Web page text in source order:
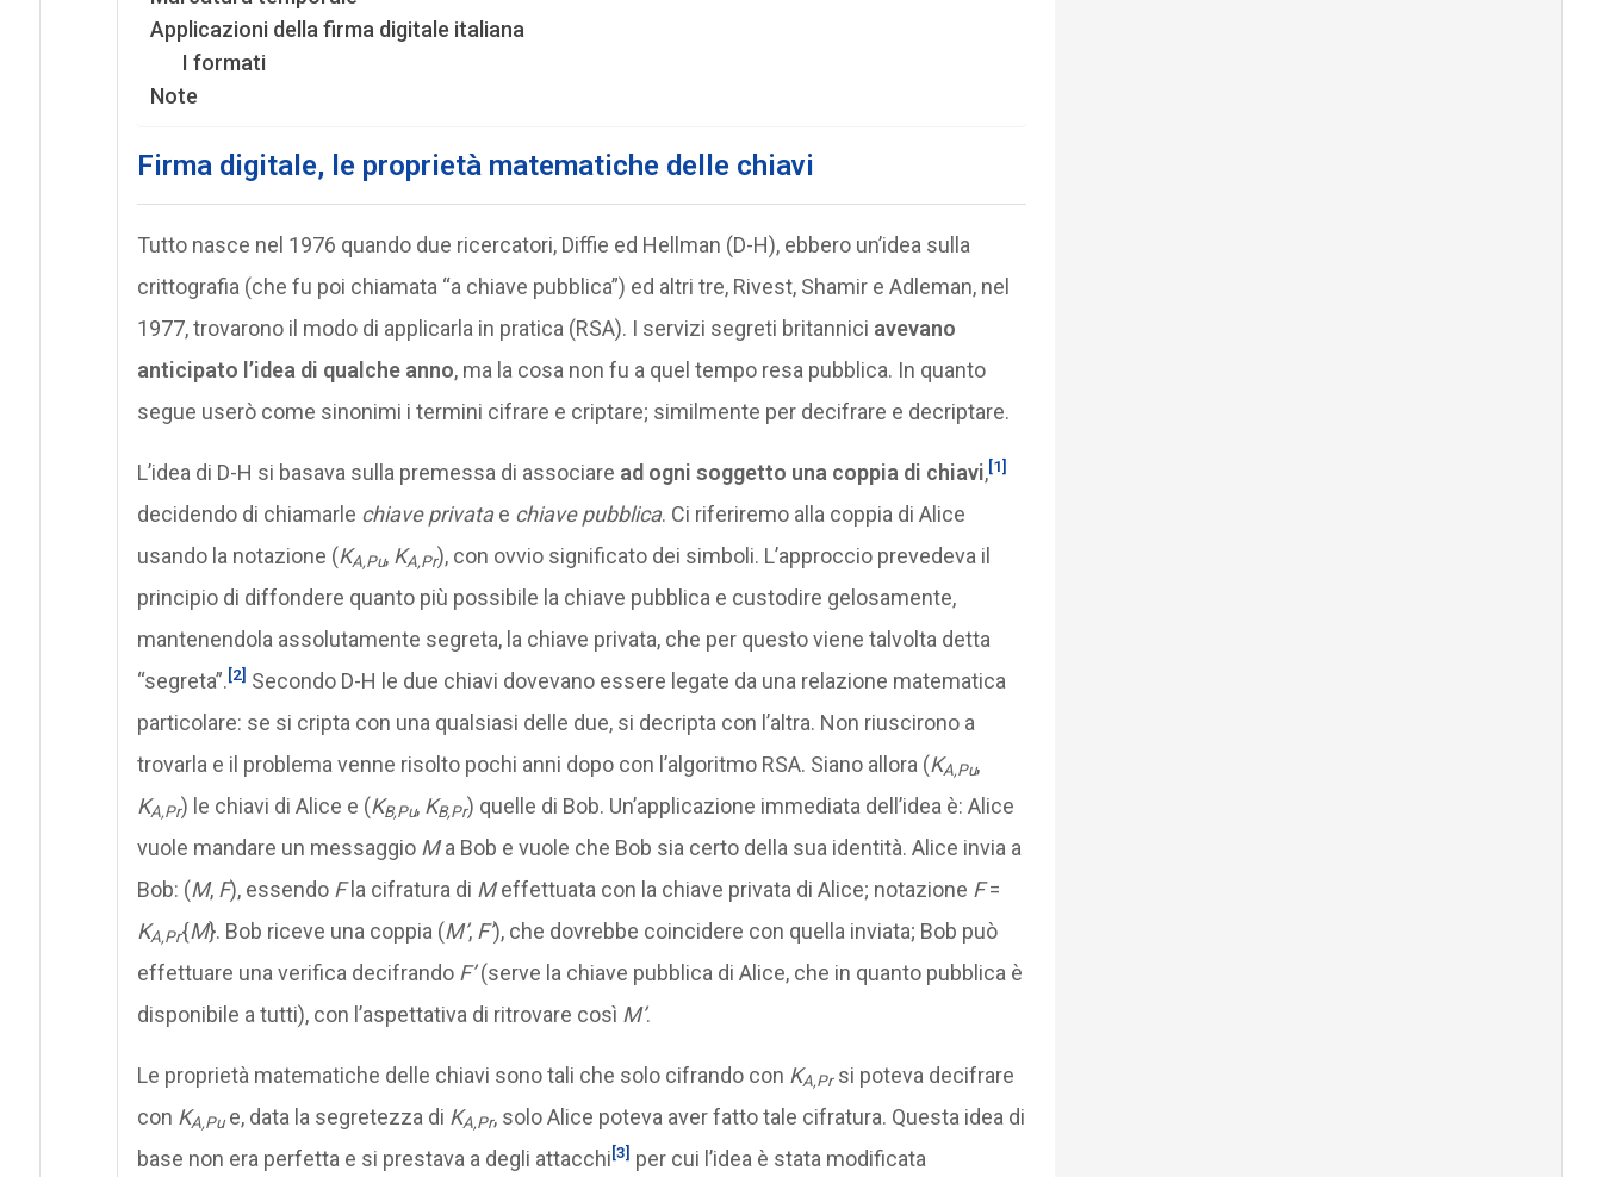
Applicazioni della firma digitale italiana
I formati
Note
Firma digitale, le proprietà matematiche delle chiavi
Tutto nasce nel 1976 quando due ricercatori, Diffie ed Hellman (D-H), ebbero un’idea sulla
crittografia (che fu poi chiamata “a chiave pubblica”) ed altri tre, Rivest, Shamir e Adleman, nel
1977, trovarono il modo di applicarla in pratica (RSA). I servizi segreti britannici avevano
anticipato l’idea di qualche anno, ma la cosa non fu a quel tempo resa pubblica. In quanto
segue userò come sinonimi i termini cifrare e criptare; similmente per decifrare e decriptare.
L’idea di D-H si basava sulla premessa di associare ad ogni soggetto una coppia di chiavi,[1]
decidendo di chiamarle chiave privatae chiave pubblica. Ci riferiremo alla coppia di Alice
usando la notazione (KA,Pu, KA,Pr), con ovvio significato dei simboli. L’approccio prevedeva il
principio di diffondere quanto più possibile la chiave pubblica e custodire gelosamente,
mantenendola assolutamente segreta, la chiave privata, che per questo viene talvolta detta
“segreta”.[2] Secondo D-H le due chiavi dovevano essere legate da una relazione matematica
particolare: se si cripta con una qualsiasi delle due, si decripta con l’altra. Non riuscirono a
trovarla e il problema venne risolto pochi anni dopo con l’algoritmo RSA. Siano allora (KA,Pu,
KA,Pr) le chiavi di Alice e (KB,Pu, KB,Pr) quelle di Bob. Un’applicazione immediata dell’idea è: Alice
vuole mandare un messaggio Ma Bob e vuole che Bob sia certo della sua identità. Alice invia a
Bob: (M, F), essendo Fla cifratura di Meffettuata con la chiave privata di Alice; notazione F=
KA,Pr{M}. Bob riceve una coppia (M’, F’), che dovrebbe coincidere con quella inviata; Bob può
effettuare una verifica decifrando F’(serve la chiave pubblica di Alice, che in quanto pubblica è
disponibile a tutti), con l’aspettativa di ritrovare così M’.
Le proprietà matematiche delle chiavi sono tali che solo cifrando con KA,Prsi poteva decifrare
con KA,Pue, data la segretezza di KA,Pr, solo Alice poteva aver fatto tale cifratura. Questa idea di
base non era perfetta e si prestava a degli attacchi[3] per cui l’idea è stata modificata